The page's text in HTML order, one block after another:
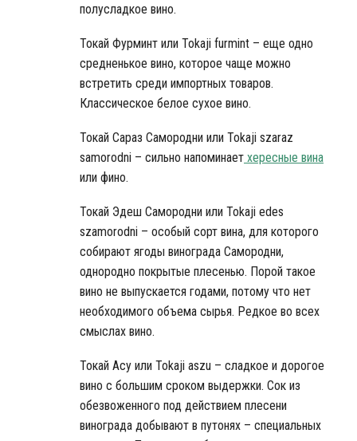
полусладкое вино.
Токай Фурминт или Tokaji furmint – еще одно
средненькое вино, которое чаще можно
встретить среди импортных товаров.
Классическое белое сухое вино.
Токай Сараз Самородни или Tokaji szaraz
samorodni – сильно напоминает хересные вина
или фино.
Токай Эдеш Самородни или Tokaji edes
szamorodni – особый сорт вина, для которого
собирают ягоды винограда Самородни,
однородно покрытые плесенью. Порой такое
вино не выпускается годами, потому что нет
необходимого объема сырья. Редкое во всех
смыслах вино.
Токай Асу или Tokaji aszu – сладкое и дорогое
вино с большим сроком выдержки. Сок из
обезвоженного под действием плесени
винограда добывают в путонях – специальных